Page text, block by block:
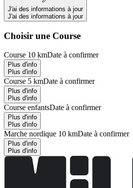
J'ai des informations à jour
J'ai des informations à jour
Choisir une Course
Course 10 kmDate à confirmer
Plus d'info
Plus d'info
Course 5 kmDate à confirmer
Plus d'info
Plus d'info
Course enfantsDate à confirmer
Plus d'info
Plus d'info
Marche nordique 10 kmDate à confirmer
Plus d'info
Plus d'info